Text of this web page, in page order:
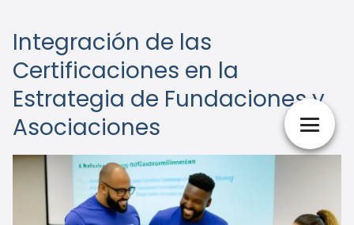
Integración de las
Certificaciones en la
Estrategia de Fundaciones y
Asociaciones